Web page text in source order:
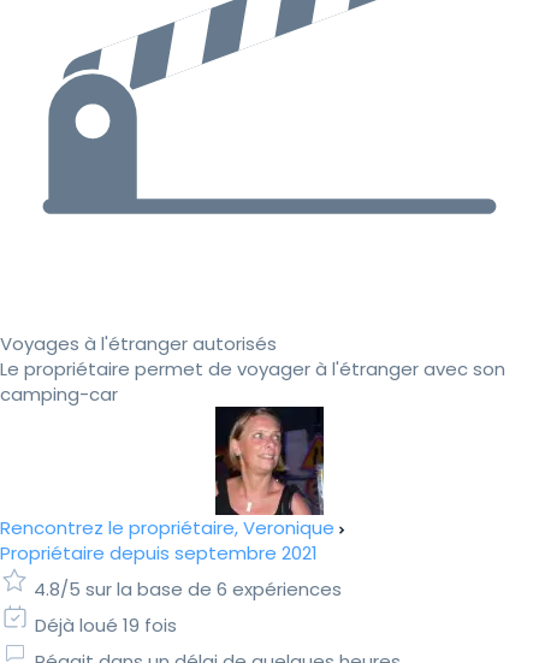
Voyages à l'étranger autorisés
Le propriétaire permet de voyager à l'étranger avec son
camping-car
Rencontrez le propriétaire, Veronique
Propriétaire depuis septembre 2021
4.8/5 sur la base de 6 expériences
Déjà loué 19 fois